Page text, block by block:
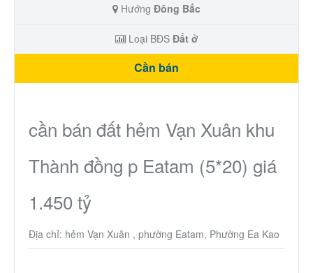
Thành Phố Cà Phê
Ecocity Premia
Liên hệ
Hướng Đông Bắc
Loại BĐS Đất ở
Cần bán
cần bán đất hẻm Vạn Xuân khu
Thành đồng p Eatam (5*20) giá
1.450 tỷ
Địa chỉ: hẻm Vạn Xuân , phường Eatam, Phường Ea Kao